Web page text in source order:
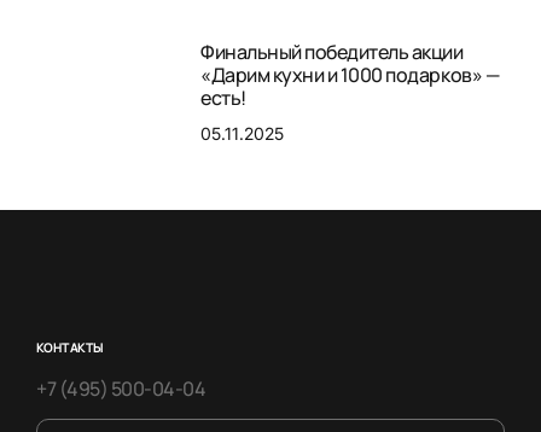
Финальный победитель акции
«Дарим кухни и 1000 подарков» —
есть!
05.11.2025
КОНТАКТЫ
+7 (495) 500-04-04